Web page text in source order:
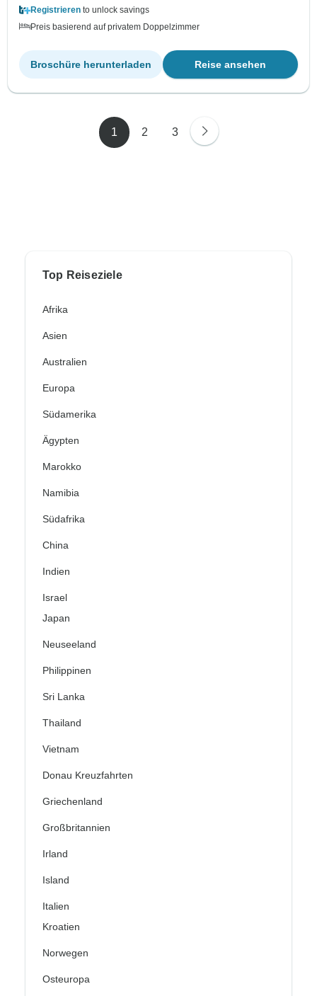
Registrieren to unlock savings
Preis basierend auf privatem Doppelzimmer
Reise ansehen
Broschüre herunterladen
1 2 3
Top Reiseziele
Afrika
Asien
Australien
Europa
Südamerika
Ägypten
Marokko
Namibia
Südafrika
China
Indien
Israel
Japan
Neuseeland
Philippinen
Sri Lanka
Thailand
Vietnam
Donau Kreuzfahrten
Griechenland
Großbritannien
Irland
Island
Italien
Kroatien
Norwegen
Osteuropa